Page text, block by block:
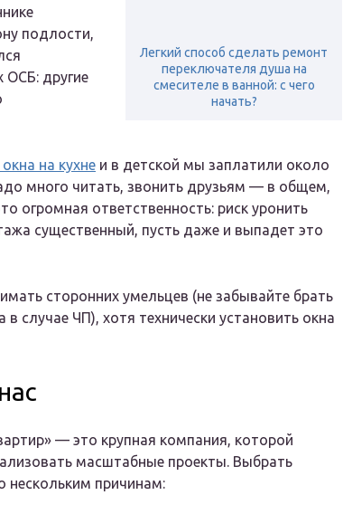
Легкий способ сделать ремонт
переключателя душа на
смесителе в ванной: с чего
начать?
подлости,
ОСБ: другие
на кухне и в детской мы заплатили около
много читать, звонить друзьям — в общем,
огромная ответственность: риск уронить
существенный, пусть даже и выпадет это
сторонних умельцев (не забывайте брать
случае ЧП), хотя технически установить окна
— это крупная компания, которой
масштабные проекты. Выбрать
нескольким причинам: